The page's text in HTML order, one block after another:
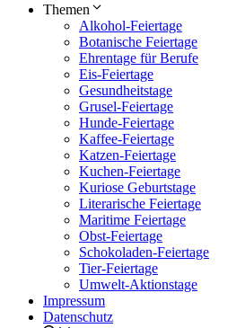
Themen
Alkohol-Feiertage
Botanische Feiertage
Ehrentage für Berufe
Eis-Feiertage
Gesundheitstage
Grusel-Feiertage
Hunde-Feiertage
Kaffee-Feiertage
Katzen-Feiertage
Kuchen-Feiertage
Kuriose Geburtstage
Literarische Feiertage
Maritime Feiertage
Obst-Feiertage
Schokoladen-Feiertage
Tier-Feiertage
Umwelt-Aktionstage
Impressum
Datenschutz